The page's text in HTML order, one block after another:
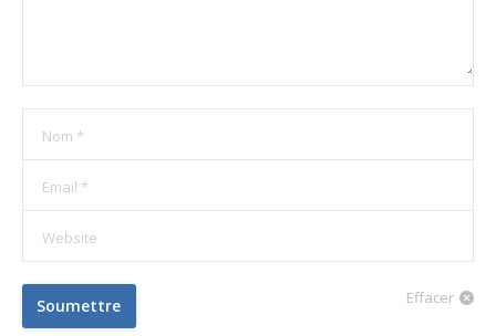
Nom *
Email *
Website
Effacer
Soumettre